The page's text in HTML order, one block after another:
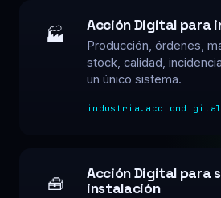
🏭
Acción Digital para
Producción, órdenes,
stock, calidad,
un único sistema.
🧰
Acción Digital para
instalación